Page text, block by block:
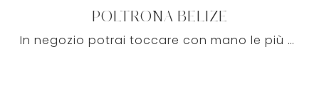
POLTRONA BELIZE
In negozio potrai toccare con mano le più esclusive composizioni con poltrone dai richiami moderni di grande valore e di grande impatto estetico in ...